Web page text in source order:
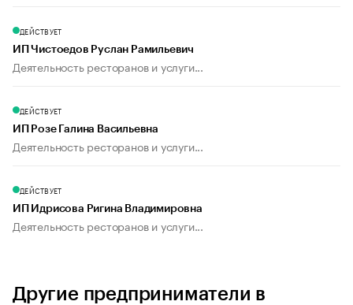
ДЕЙСТВУЕТ
ИП Чистоедов Руслан Рамильевич
Деятельность ресторанов и услуги...
ДЕЙСТВУЕТ
ИП Розе Галина Васильевна
Деятельность ресторанов и услуги...
ДЕЙСТВУЕТ
ИП Идрисова Ригина Владимировна
Деятельность ресторанов и услуги...
Другие предприниматели в